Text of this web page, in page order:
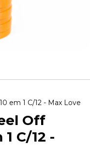
em 1 C/12 - Max Love
Off
C/12 -